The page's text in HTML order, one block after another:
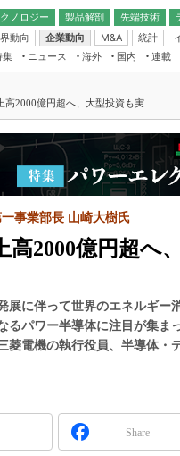
ノロジー 製品解剖
先端技術
ギー
アナログ
LSI
マイコン
FPGA
動向
企業動向 M&A 統計
フィジカルAI
半導体後工程
読者調査（
カーボンニュ
IoT
電源設計（
集 ニュース 海外 国内
連載
デバイス通信
のナノフォーカス
の業界スコープ
のエレ・組み込みプレイバ
ズワード ～Behind the
年で起こったこと、次の10年
ること
エンジニア”が仕掛けた社内
念の180日
電子ブックレット
2000億円超へ、大型投資も実...
2000億円超へ
事業部長 山崎大樹氏
展に伴って世界のエネルギー
るパワー半導体に注目が集ま
菱電機の執行役員、半導体・
Share